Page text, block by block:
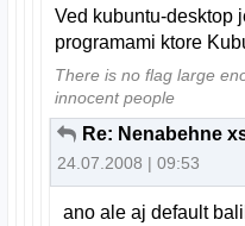
Ved kubuntu-desktop
programami ktore
There is no flag large
innocent people
Re: Nenabehne
24.07.2008 | 09:53
ano ale aj default